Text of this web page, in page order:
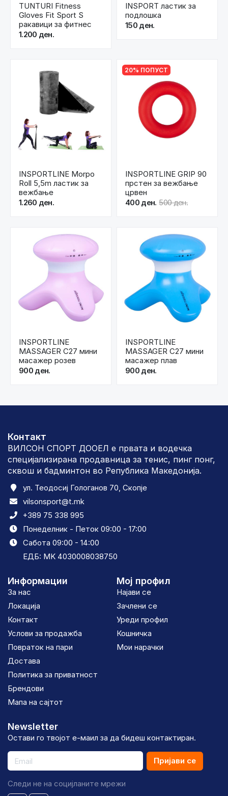
TUNTURI Fitness
Gloves Fit Sport S
ракавици за фитнес
1.200 ден.
INSPORT ластик за
подлошка
150 ден.
INSPORTLINE Morpo
Roll 5,5m ластик за
вежбање
1.260 ден.
20% ПОПУСТ
INSPORTLINE GRIP 90
прстен за вежбање
црвен
400 ден. 500 ден.
INSPORTLINE
MASSAGER C27 мини
масажер розев
900 ден.
INSPORTLINE
MASSAGER C27 мини
масажер плав
900 ден.
Контакт
ВИЛСОН СПОРТ ДООЕЛ е првата и водечка
специјализирана продавница за тенис, пинг понг,
сквош и бадминтон во Република Македонија.
ул. Теодосиј Гологанов 70, Скопје
vilsonsport@t.mk
+389 75 338 995
Понеделник - Петок 09:00 - 17:00
Сабота 09:00 - 14:00
ЕДБ: MK 4030008038750
Информации
За нас
Локација
Контакт
Услови за продажба
Повраток на пари
Достава
Политика за приватност
Брендови
Мапа на сајтот
Мој профил
Најави се
Зачлени се
Уреди профил
Кошничка
Мои нарачки
Newsletter
Остави го твојот е-маил за да бидеш контактиран.
Пријави се
Следи не на социјланите мрежи